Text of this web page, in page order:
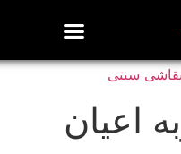
سنتی
اعیان